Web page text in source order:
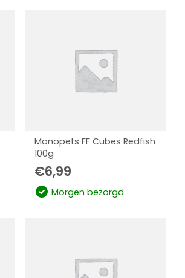
Monopets FF Cubes Redfish
100g
€6,99
Morgen bezorgd